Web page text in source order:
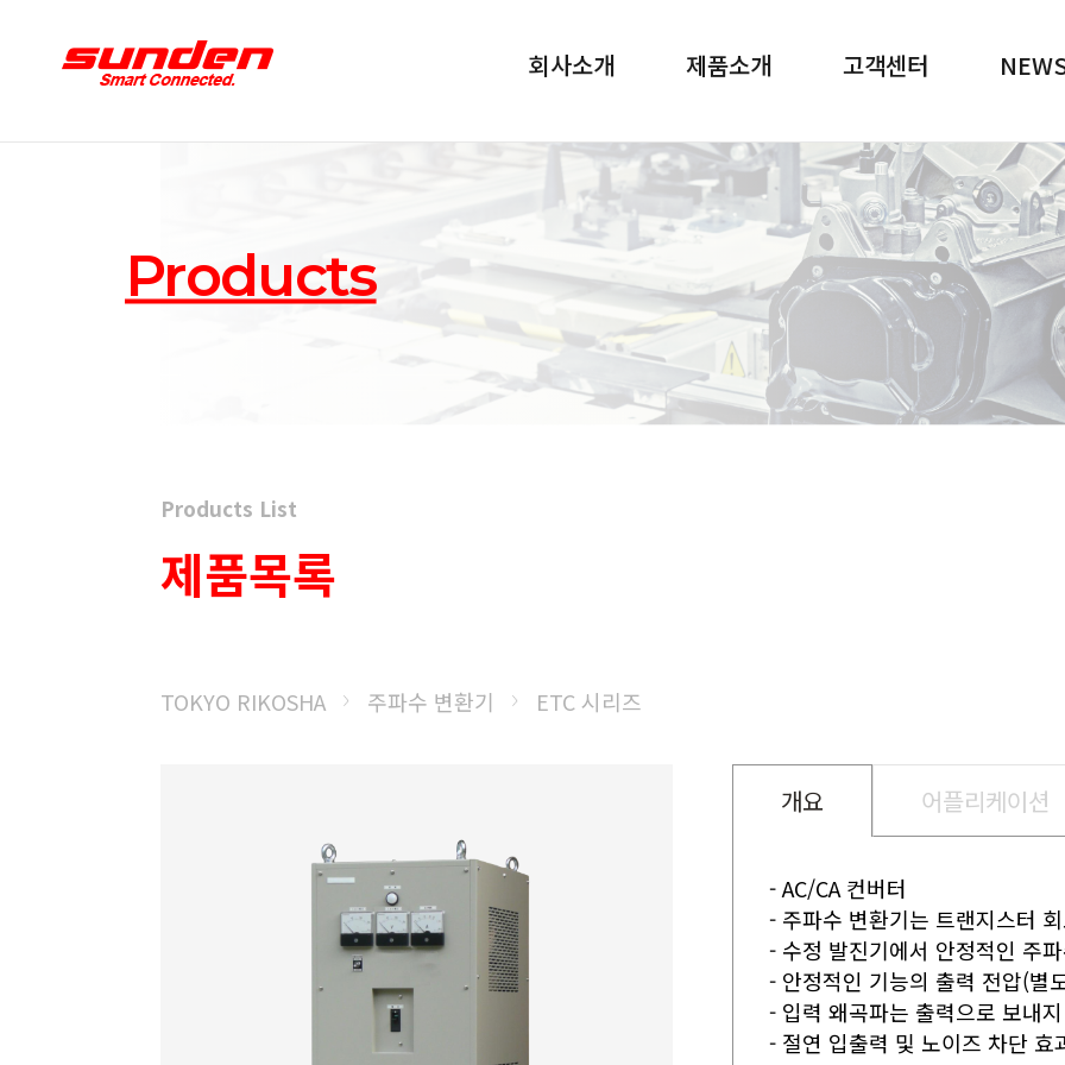
회사소개 제품소개 고객센터
Products
Products List
제품목록
TOKYO RIKOSHA 주파수 변환기 ETC 시리즈
개요 어플리케이션
- AC/CA 컨버터
- 주파수 변환기는 트랜지스터
- 수정 발진기에서 안정적인 주
- 안정적인 기능의 출력 전압(별
- 입력 왜곡파는 출력으로 보내
- 절연 입출력 및 노이즈 차단 효